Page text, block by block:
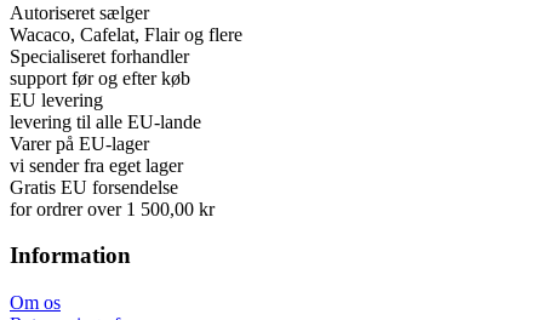
Autoriseret sælger
Wacaco, Cafelat, Flair og flere
Specialiseret forhandler
support før og efter køb
EU levering
levering til alle EU-lande
Varer på EU-lager
vi sender fra eget lager
Gratis EU forsendelse
for ordrer over 1 500,00 kr
Information
Om os